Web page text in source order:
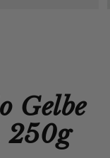
Gelbe
250g